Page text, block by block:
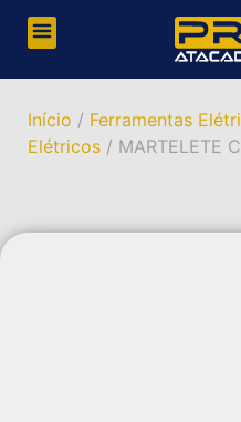
Início / Ferramentas
Elétricos / MARTELETE